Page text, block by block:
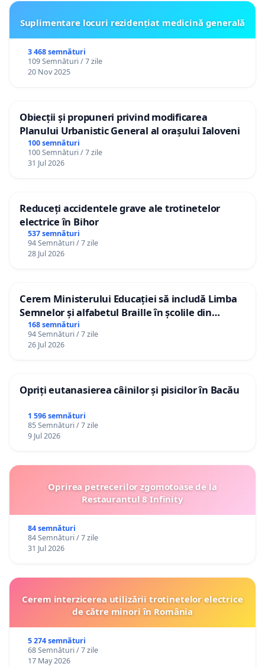
Suplimentare locuri rezidențiat medicină generală
3 468 semnături
109 Semnături / 7 zile
20 Nov 2025
Obiecții și propuneri privind modificarea
Planului Urbanistic General al orașului Ialoveni
100 semnături
100 Semnături / 7 zile
31 Jul 2026
Reduceți accidentele grave ale trotinetelor
electrice în Bihor
537 semnături
94 Semnături / 7 zile
28 Jul 2026
Cerem Ministerului Educației să includă Limba
Semnelor și alfabetul Braille în școlile din
Republica Moldova!
168 semnături
94 Semnături / 7 zile
26 Jul 2026
Opriți eutanasierea câinilor și pisicilor în Bacău
1 596 semnături
85 Semnături / 7 zile
9 Jul 2026
Oprirea petrecerilor zgomotoase de la
Restaurantul 8 Infinity
84 semnături
84 Semnături / 7 zile
31 Jul 2026
Cerem interzicerea utilizării trotinetelor electrice
de către minori în România
5 274 semnături
68 Semnături / 7 zile
17 May 2026